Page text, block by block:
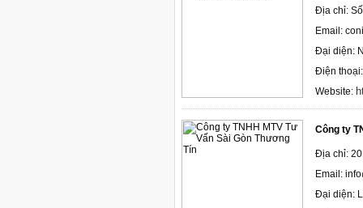
Địa chỉ:
Email:
Đại diện:
Điện
Website:
Công ty
Địa chỉ:
Email:
Đại diện: